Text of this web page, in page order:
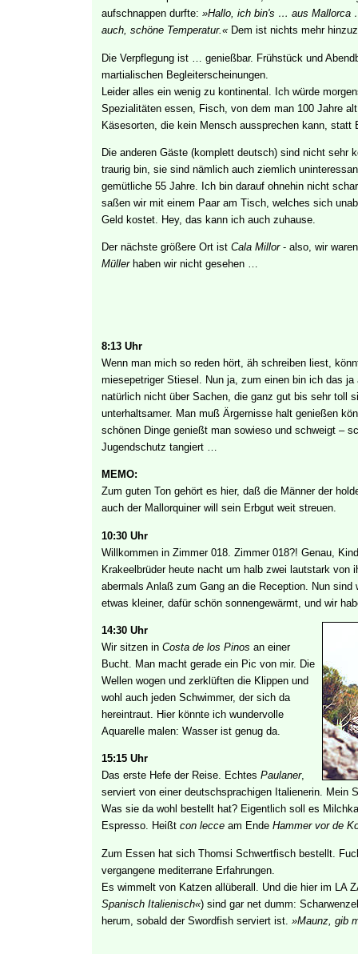
aufschnappen durfte: »Hallo, ich bin's … aus Mallorca
auch, schöne Temperatur.« Dem ist nichts mehr
Die Verpflegung ist … genießbar. Frühstück und
martialischen Begleiterscheinungen.
Leider alles ein wenig zu kontinental. Ich würde
Spezialitäten essen, Fisch, von dem man 100 Jahre
Käsesorten, die kein Mensch aussprechen kann, statt
Die anderen Gäste (komplett deutsch) sind nicht sehr
traurig bin, sie sind nämlich auch ziemlich
gemütliche 55 Jahre. Ich bin darauf ohnehin nicht
saßen wir mit einem Paar am Tisch, welches sich
Geld kostet. Hey, das kann ich auch zuhause.
Der nächste größere Ort ist Cala Millor- also, wir
Müllerhaben wir nicht gesehen …
8:13 Uhr
Wenn man mich so reden hört, äh schreiben liest,
miesepetriger Stiesel. Nun ja, zum einen bin ich das
natürlich nicht über Sachen, die ganz gut bis sehr toll
unterhaltsamer. Man muß Ärgernisse halt genießen
schönen Dinge genießt man sowieso und schweigt –
Jugendschutz tangiert …
MEMO:
Zum guten Ton gehört es hier, daß die Männer der
auch der Mallorquiner will sein Erbgut weit streuen.
10:30 Uhr
Willkommen in Zimmer 018. Zimmer 018?! Genau,
Krakeelbrüder heute nacht um halb zwei lautstark von
abermals Anlaß zum Gang an die Reception. Nun
etwas kleiner, dafür schön sonnengewärmt, und wir
14:30 Uhr
Wir sitzen in Costa de los Pinos an einer
Bucht. Man macht gerade ein Pic von mir. Die
Wellen wogen und zerklüften die Klippen und
wohl auch jeden Schwimmer, der sich da
hereintraut. Hier könnte ich wundervolle
Aquarelle malen: Wasser ist genug da.
15:15 Uhr
Das erste Hefe der Reise. Echtes Paulaner,
serviert von einer deutschsprachigen Italienerin. Mein
Was sie da wohl bestellt hat? Eigentlich soll es
Espresso. Heißtcon lecceam Ende Hammer vor de
Zum Essen hat sich Thomsi Schwertfisch bestellt.
vergangene mediterrane Erfahrungen.
Es wimmelt von Katzen allüberall. Und die hier im LA
Spanisch Italienisch«) sind gar net dumm:
herum, sobald der Swordfish serviert ist. »Maunz, gib